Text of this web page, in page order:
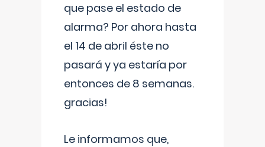
que pase el estado de
alarma? Por ahora hasta
el 14 de abril éste no
pasará y ya estaría por
entonces de 8 semanas.
gracias!
Le informamos que,